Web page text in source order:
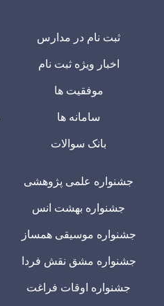
ثبت نام در مدارس
اخبار ویژه ثبت نام
موفقیت ها
سامانه ها
بانک سوالات
جشنواره علمی پژوهشی
جشنواره بهشت انس
جشنواره موسیقی همساز
جشنواره مشق نقش فردا
جشنواره اوقات فراغت